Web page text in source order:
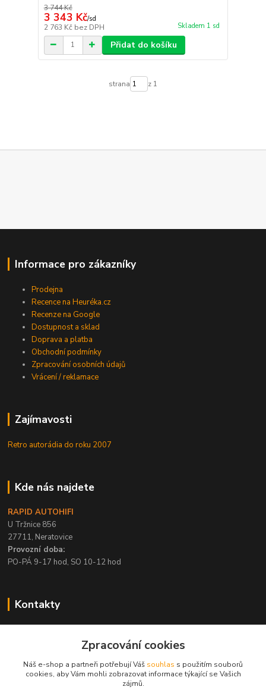
3 744 Kč
3 343 Kč/sd
2 763 Kč bez DPH Skladem 1 sd
Přidat do košíku
strana z 1
Informace pro zákazníky
Prodejna
Recence na Heuréka.cz
Recenze na Google
Dostupnost a sklad
Doprava a platba
Obchodní podmínky
Zpracování osobních údajů
Vrácení / reklamace
Zajímavosti
Retro autorádia do roku 2007
Kde nás najdete
RAPID AUTOHIFI
U Tržnice 856
27711, Neratovice
Provozní doba:
PO-PÁ 9-17 hod, SO 10-12 hod
Kontakty
PO-PÁ / 9-17 hod, SO 10-12 hod
info@rapid-autohifi.com
Zpracování cookies
Náš e-shop a partneři potřebují Váš souhlas s použitím souborů
cookies, aby Vám mohli zobrazovat informace týkající se Vašich
zájmů.